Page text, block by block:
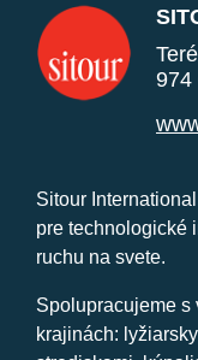
974
Sitour
pre technologické
ruchu na svete.
Spolupracujeme s
krajinách: